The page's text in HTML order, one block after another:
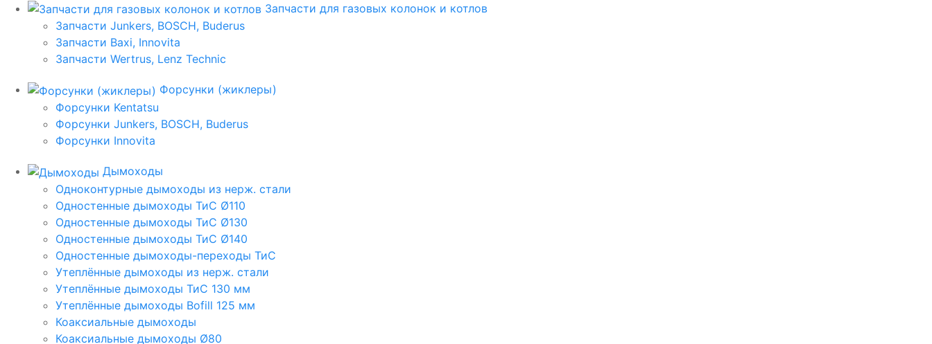
Запчасти для газовых колонок и котлов
Запчасти Junkers, BOSCH, Buderus
Запчасти Baxi, Innovita
Запчасти Wertrus, Lenz Technic
Форсунки (жиклеры)
Форсунки Kentatsu
Форсунки Junkers, BOSCH, Buderus
Форсунки Innovita
Дымоходы
Одноконтурные дымоходы из нерж. стали
Одностенные дымоходы ТиС Ø110
Одностенные дымоходы ТиС Ø130
Одностенные дымоходы ТиС Ø140
Одностенные дымоходы-переходы ТиС
Утеплённые дымоходы из нерж. стали
Утеплённые дымоходы ТиС 130 мм
Утеплённые дымоходы Bofill 125 мм
Коаксиальные дымоходы
Коаксиальные дымоходы Ø80